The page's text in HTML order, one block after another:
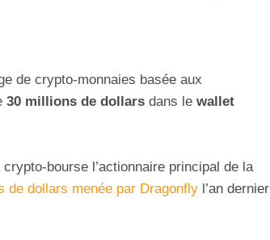
de crypto-monnaies basée aux
30 millions de dollars dans le wallet
bourse l’actionnaire principal de la
de dollars menée par Dragonfly l’an dernier